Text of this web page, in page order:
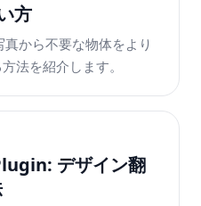
方
から不要な物体をより
法を紹介します。
デザイン翻